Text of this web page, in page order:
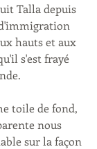
Talla depuis
hauts et aux
s'est frayé
toile de fond,
nous
sur la façon